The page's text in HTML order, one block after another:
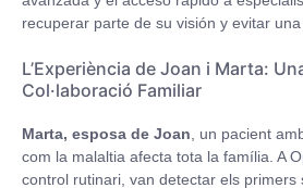
recuperar parte de su visión y evitar
L’Experiència de Joan i Marta:
Col·laboració Familiar
Marta, esposa de Joan, un pacient
com la malaltia afecta tota la família. A
control rutinari, van detectar els primers